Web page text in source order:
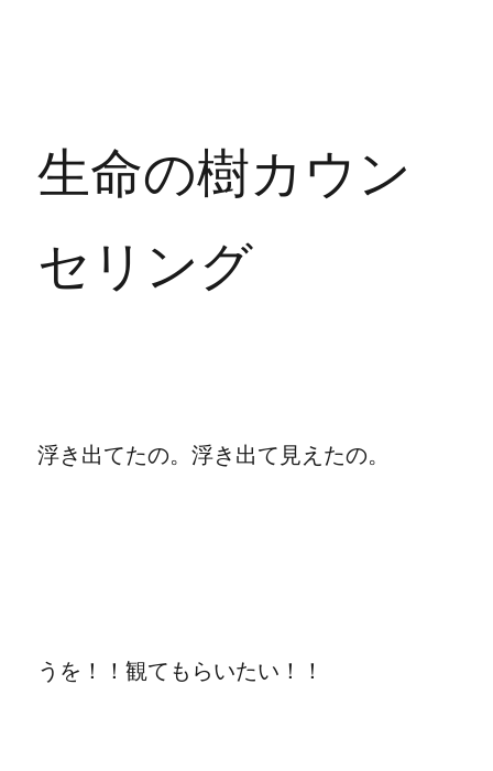
生命の樹カウン
セリング
浮き出てたの。浮き出て見えたの。
うを！！観てもらいたい！！